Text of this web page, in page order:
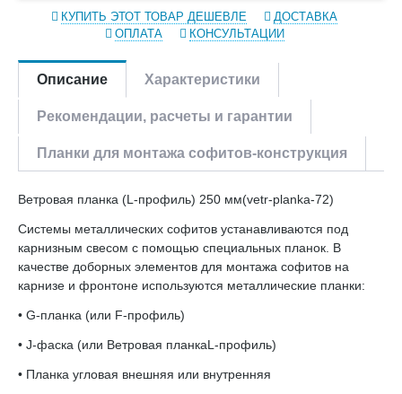
КУПИТЬ ЭТОТ ТОВАР ДЕШЕВЛЕ
ДОСТАВКА
ОПЛАТА
КОНСУЛЬТАЦИИ
Описание Характеристики
Рекомендации, расчеты и гарантии
Планки для монтажа софитов-конструкция
Ветровая планка (L-профиль) 250 мм(vetr-planka-72)
Системы металлических софитов устанавливаются под
карнизным свесом с помощью специальных планок. В
качестве доборных элементов для монтажа софитов на
карнизе и фронтоне используются металлические планки:
• G-планка (или F-профиль)
• J-фаска (или Ветровая планкаL-профиль)
• Планка угловая внешняя или внутренняя